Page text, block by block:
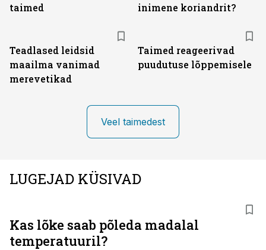
taimed
inimene koriandrit?
Teadlased leidsid
maailma vanimad
merevetikad
Taimed reageerivad
puudutuse lõppemisele
Veel taimedest
LUGEJAD KÜSIVAD
Kas lõke saab põleda madalal
temperatuuril?